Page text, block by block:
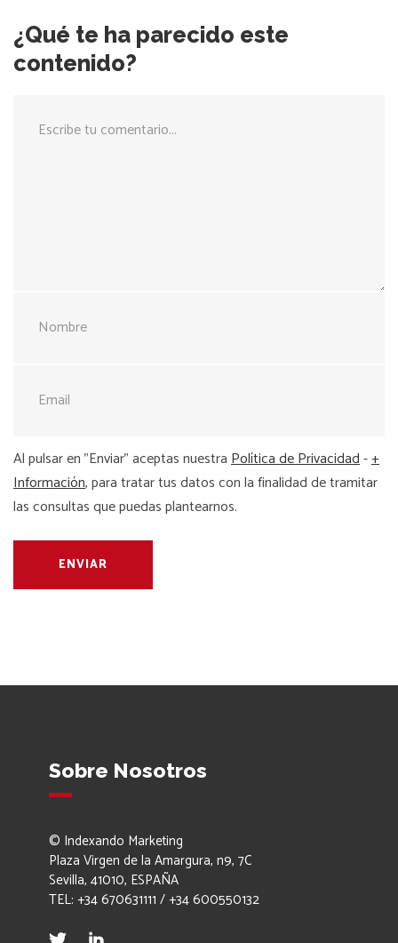
¿Qué te ha parecido este
contenido?
Al pulsar en "Enviar" aceptas nuestraPolítica de Privacidad-+
Información, para tratar tus datos con la finalidad de tramitar
las consultas que puedas plantearnos.
Sobre Nosotros
© Indexando Marketing
Plaza Virgen de la Amargura, n9, 7C
Sevilla, 41010, ESPAÑA
TEL: +34 670631111 / +34 600550132